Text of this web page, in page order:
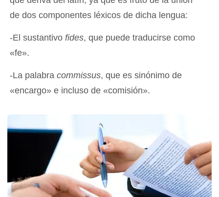
de dos componentes léxicos de dicha lengua:
-El sustantivo fides, que puede traducirse como
«fe».
-La palabra commissus, que es sinónimo de
«encargo» e incluso de «comisión».